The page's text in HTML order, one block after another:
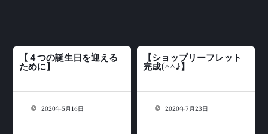
【４つの誕生日を迎える
ために】
2020年5月16日
【ショップリーフレット
完成(^^♪】
2020年7月23日